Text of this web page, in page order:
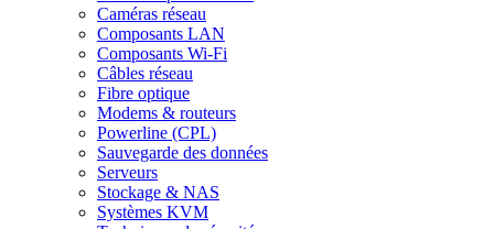
Caméras réseau
Composants LAN
Composants Wi-Fi
Câbles réseau
Fibre optique
Modems & routeurs
Powerline (CPL)
Sauvegarde des données
Serveurs
Stockage & NAS
Systèmes KVM